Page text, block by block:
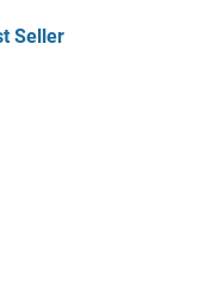
Seller